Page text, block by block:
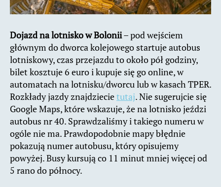
Dojazd na lotnisko w Bolonii– pod wejściem
głównym do dworca kolejowego startuje autobus
lotniskowy, czas przejazdu to około pół godziny,
bilet kosztuje 6 euro i kupuje się go online, w
automatach na lotnisku/dworcu lub w kasach TPER.
Rozkłady jazdy znajdziecietutaj. Nie sugerujcie się
Google Maps, które wskazuje, że na lotnisko jeździ
autobus nr 40. Sprawdzaliśmy i takiego numeru w
ogóle nie ma. Prawdopodobnie mapy błędnie
pokazują numer autobusu, który opisujemy
powyżej. Busy kursują co 11 minut mniej więcej od
5 rano do północy.